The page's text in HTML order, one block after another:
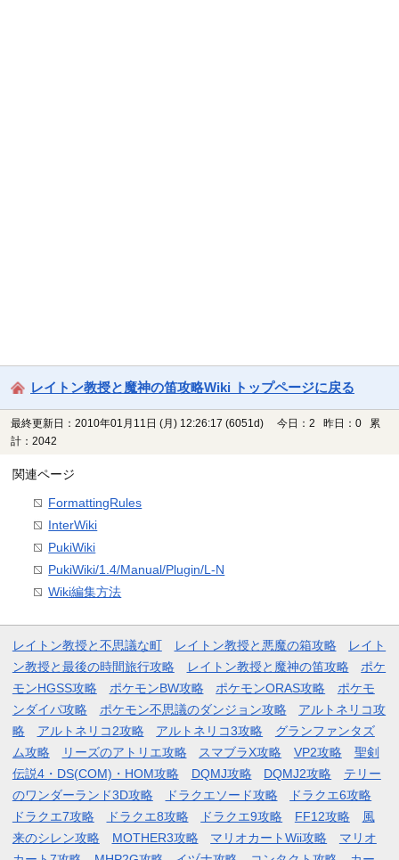
レイトン教授と魔神の笛攻略Wiki トップページに戻る
最終更新日：2010年01月11日 (月) 12:26:17 (6051d)
今日：2 昨日：0 累
計：2042
関連ページ
FormattingRules
InterWiki
PukiWiki
PukiWiki/1.4/Manual/Plugin/L-N
Wiki編集方法
レイトン教授と不思議な町 レイトン教授と悪魔の箱攻略
レイト
ン教授と最後の時間旅行攻略
レイトン教授と魔神の笛攻略
ポケ
モンHGSS攻略
ポケモンBW攻略 ポケモンORAS攻略
ポケモ
ンダイパ攻略
ポケモン不思議のダンジョン攻略
アルトネリコ攻
略
アルトネリコ2攻略 アルトネリコ3攻略
グランファンタズ
ム攻略
リーズのアトリエ攻略 スマブラX攻略 VP2攻略
聖剣
伝説4・DS(COM)・HOM攻略
DQMJ攻略 DQMJ2攻略
テリー
のワンダーランド3D攻略
ドラクエソード攻略
ドラクエ6攻略
ドラクエ7攻略
ドラクエ8攻略 ドラクエ9攻略 FF12攻略
風
来のシレン攻略
MOTHER3攻略 マリオカートWii攻略
マリオ